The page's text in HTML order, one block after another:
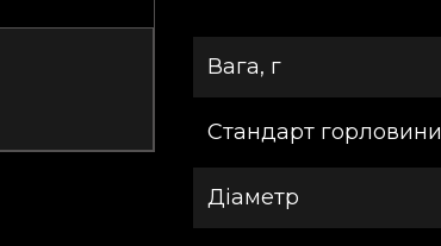
Вага, г
Стандарт горловини
Дiаметр